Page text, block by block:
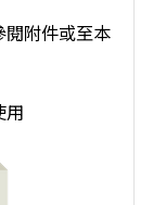
附件或至本
用